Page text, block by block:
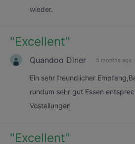
wieder.
"Excellent"
Quandoo Diner 5 months ago ·
Ein sehr freundlicher
rundum sehr gut Essen
Vostellungen
"Excellent"